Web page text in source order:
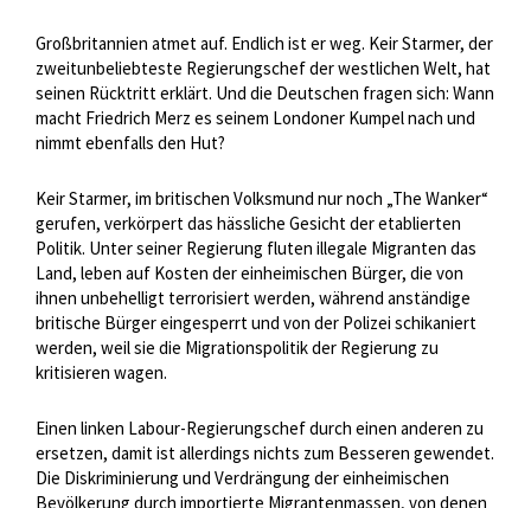
Großbritannien atmet auf. Endlich ist er weg. Keir Starmer, der
zweitunbeliebteste Regierungschef der westlichen Welt, hat
seinen Rücktritt erklärt. Und die Deutschen fragen sich: Wann
macht Friedrich Merz es seinem Londoner Kumpel nach und
nimmt ebenfalls den Hut?
Keir Starmer, im britischen Volksmund nur noch „The Wanker“
gerufen, verkörpert das hässliche Gesicht der etablierten
Politik. Unter seiner Regierung fluten illegale Migranten das
Land, leben auf Kosten der einheimischen Bürger, die von
ihnen unbehelligt terrorisiert werden, während anständige
britische Bürger eingesperrt und von der Polizei schikaniert
werden, weil sie die Migrationspolitik der Regierung zu
kritisieren wagen.
Einen linken Labour-Regierungschef durch einen anderen zu
ersetzen, damit ist allerdings nichts zum Besseren gewendet.
Die Diskriminierung und Verdrängung der einheimischen
Bevölkerung durch importierte Migrantenmassen, von denen